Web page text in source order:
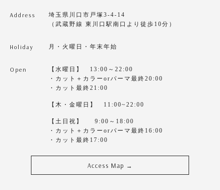
Address
埼玉県川口市戸塚3-4-14
（武蔵野線 東川口駅南口より徒歩10分）
Holiday 月・火曜日・年末年始
Open
【水曜日】 13:00～22:00
・カット＋カラーorパーマ最終20:00
・カット最終21:00
【木・金曜日】 11:00~22:00
【土日祝】 9:00～18:00
・カット＋カラーorパーマ最終16:00
・カット最終17:00
Access Map →